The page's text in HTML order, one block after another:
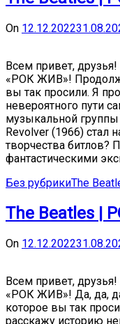
On 12.12.2022
Всем привет,
«РОК ЖИВ»!
вы так просили. Я
невероятного пути
музыкальной группы
Revolver (1966) стал
творчества битлов?
фантастическими
Без рубрикиThe
The Beatles |
On 12.12.2022
Всем привет,
«РОК ЖИВ»! Да, да,
которое вы так
расскажу историю